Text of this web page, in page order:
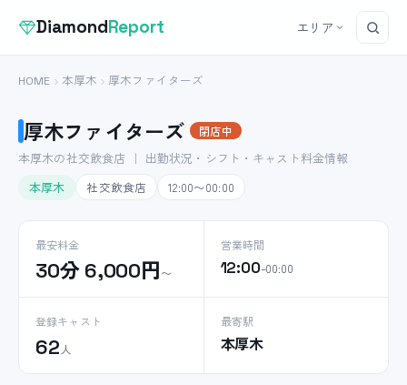
DiamondReport エリア
HOME 本厚木 厚木ファイターズ
厚木ファイターズ 閉店中
本厚木の社交飲食店 ｜ 出勤状況・シフト・キャスト料金情報
本厚木
社交飲食店 12:00〜00:00
最安料金
30分 6,000円〜
営業時間
12:00–00:00
登録キャスト
62 人
最寄駅
本厚木